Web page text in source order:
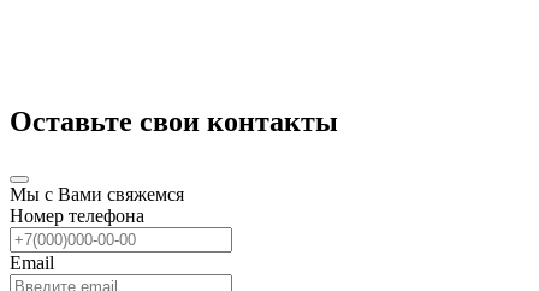
Оставьте свои контакты
Мы с Вами свяжемся
Номер телефона
Email